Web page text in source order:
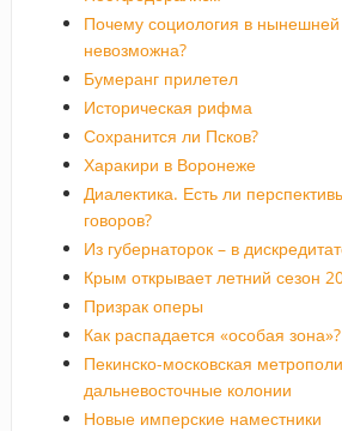
Почему социология в нынешней
невозможна?
Бумеранг прилетел
Историческая рифма
Сохранится ли Псков?
Харакири в Воронеже
Диалектика. Есть ли
говоров?
Из губернаторок – в
Крым открывает летний сезон
Призрак оперы
Как распадается «особая зона»?
Пекинско-московская
дальневосточные колонии
Новые имперские наместники